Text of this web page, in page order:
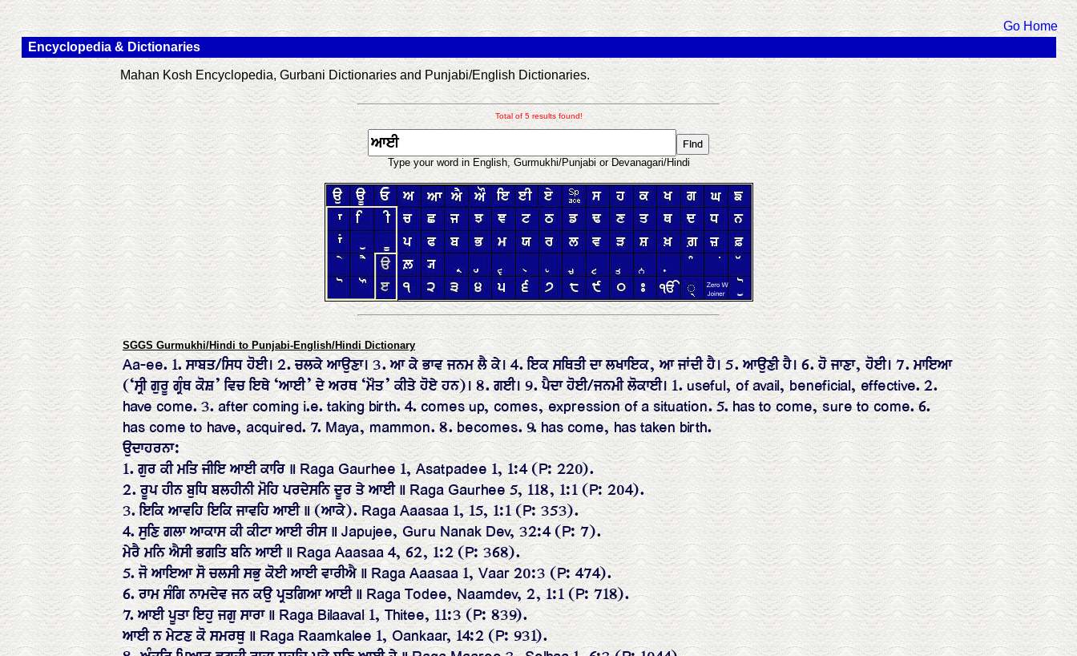
Go Home
Encyclopedia & Dictionaries
Mahan Kosh Encyclopedia, Gurbani Dictionaries and Punjabi/English Dictionaries.
Total of 5 results found!
Type your word in English, Gurmukhi/Punjabi or Devanagari/Hindi
SGGS Gurmukhi/Hindi to Punjabi-English/Hindi Dictionary
Aa-ee. 1. ਸਾਬਤ/ਸਿਧ ਹੋਈ। 2. ਚਲਕੇ ਆਉਣਾ। 3. ਆ ਕੇ ਭਾਵ ਜਨਮ ਲੈ ਕੇ। 4. ਇਕ ਸਥਿਤੀ ਦਾ ਲਖਾਇਕ, ਆ ਜਾਂਦੀ ਹੈ। 5. ਆਉਣੀ ਹੈ। 6. ਹੋ ਜਾਣਾ, ਹੋਈ। 7. ਮਾਇਆ
(‘ਸ੍ਰੀ ਗੁਰੂ ਗ੍ਰੰਥ ਕੋਸ਼’ ਵਿਚ ਇਥੇ ‘ਆਈ’ ਦੇ ਅਰਥ ‘ਮੌਤ’ ਕੀਤੇ ਹੋਏ ਹਨ)। 8. ਗਈ। 9. ਪੈਦਾ ਹੋਈ/ਜਨਮੀ ਲੋਕਾਈ। 1. useful, of avail, beneficial, effective. 2.
have come. 3. after coming i.e. taking birth. 4. comes up, comes, expression of a situation. 5. has to come, sure to come. 6.
has come to have, acquired. 7. Maya, mammon. 8. becomes. 9. has come, has taken birth.
ਉਦਾਹਰਨਾ:
1. ਗੁਰ ਕੀ ਮਤਿ ਜੀਇ ਆਈ ਕਾਰਿ ॥ Raga Gaurhee 1, Asatpadee 1, 1:4 (P: 220).
2. ਰੂਪ ਹੀਨ ਬੁਧਿ ਬਲਹੀਨੀ ਮੋਹਿ ਪਰਦੇਸਨਿ ਦੂਰ ਤੇ ਆਈ ॥ Raga Gaurhee 5, 118, 1:1 (P: 204).
3. ਇਕਿ ਆਵਹਿ ਇਕਿ ਜਾਵਹਿ ਆਈ ॥ (ਆਕੇ). Raga Aaasaa 1, 15, 1:1 (P: 353).
4. ਸੁਣਿ ਗਲਾ ਆਕਾਸ ਕੀ ਕੀਟਾ ਆਈ ਰੀਸ ॥ Japujee, Guru Nanak Dev, 32:4 (P: 7).
ਮੇਰੈ ਮਨਿ ਐਸੀ ਭਗਤਿ ਬਨਿ ਆਈ ॥ Raga Aaasaa 4, 62, 1:2 (P: 368).
5. ਜੋ ਆਇਆ ਸੋ ਚਲਸੀ ਸਭੁ ਕੋਈ ਆਈ ਵਾਰੀਐ ॥ Raga Aaasaa 1, Vaar 20:3 (P: 474).
6. ਰਾਮ ਸੰਗਿ ਨਾਮਦੇਵ ਜਨ ਕਉ ਪ੍ਰਤਗਿਆ ਆਈ ॥ Raga Todee, Naamdev, 2, 1:1 (P: 718).
7. ਆਈ ਪੂਤਾ ਇਹੁ ਜਗੁ ਸਾਰਾ ॥ Raga Bilaaval 1, Thitee, 11:3 (P: 839).
ਆਈ ਨ ਮੇਟਣ ਕੋ ਸਮਰਥੁ ॥ Raga Raamkalee 1, Oankaar, 14:2 (P: 931).